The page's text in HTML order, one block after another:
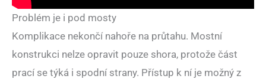
Problém je i pod mosty
Komplikace nekončí nahoře na průtahu. Mostní
konstrukci nelze opravit pouze shora, protože část
prací se týká i spodní strany. Přístup k ní je možný z